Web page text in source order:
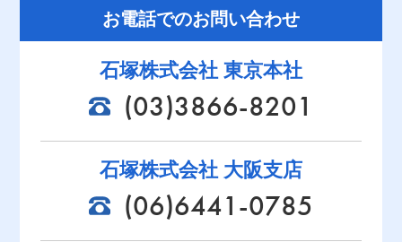
お電話でのお問い合わせ
石塚株式会社 東京本社
(03)3866-8201
石塚株式会社 大阪支店
(06)6441-0785